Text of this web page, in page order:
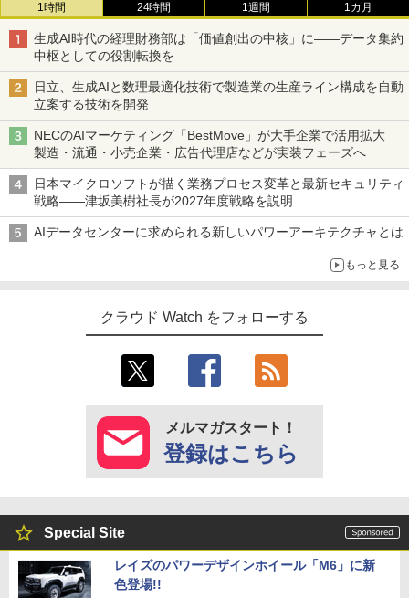
1時間 24時間 1週間 1カ月
生成AI時代の経理財務部は「価値創出の中核」に――データ集約
中枢としての役割転換を
日立、生成AIと数理最適化技術で製造業の生産ライン構成を自動
立案する技術を開発
NECのAIマーケティング「BestMove」が大手企業で活用拡大
製造・流通・小売企業・広告代理店などが実装フェーズへ
日本マイクロソフトが描く業務プロセス変革と最新セキュリティ
戦略――津坂美樹社長が2027年度戦略を説明
AIデータセンターに求められる新しいパワーアーキテクチャとは
もっと見る
クラウド Watch をフォローする
メルマガスタート！
登録はこちら
Special Site
レイズのパワーデザインホイール「M6」に新
色登場!!